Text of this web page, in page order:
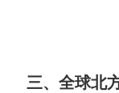
三、全球北